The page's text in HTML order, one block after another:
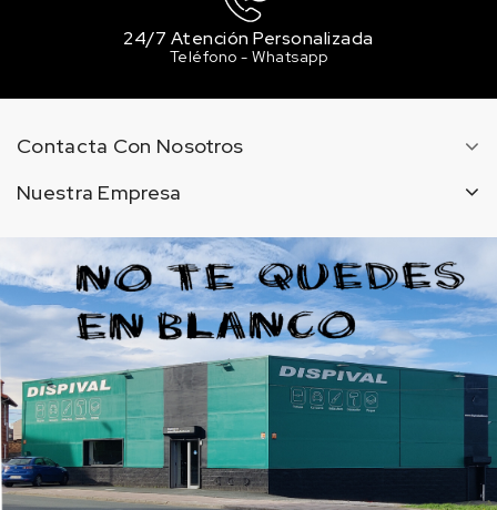
24/7 Atención Personalizada
Teléfono - Whatsapp
Contacta Con Nosotros
Nuestra Empresa